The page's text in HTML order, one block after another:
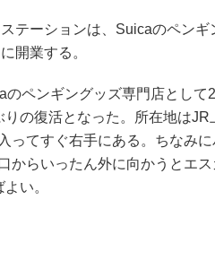
テーションは、Suicaのペンギ
開業する。
ペンギングッズ専門店として
りの復活となった。所在地は
ってすぐ右手にある。ちなみ
からいったん外に向かうとエ
い。